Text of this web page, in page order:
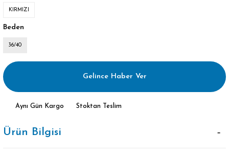
KIRMIZI
Beden
36/40
Gelince Haber Ver
Aynı Gün Kargo Stoktan Teslim
Ürün Bilgisi